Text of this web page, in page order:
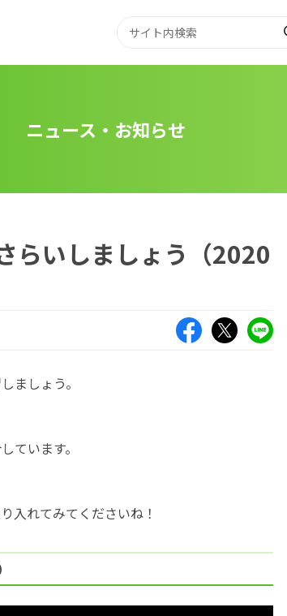
ニュース・お知らせ
らいしましょう（2020
Facebook X（旧Twitter
ましょう。
ています。
入れてみてくださいね！